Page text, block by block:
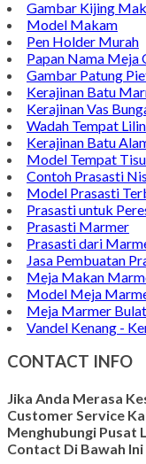
Gambar Kijing
Model Makam
Pen Holder Murah
Papan Nama Meja
Gambar Patung
Kerajinan Batu
Kerajinan Vas
Wadah Tempat Lilin
Kerajinan Batu
Model Tempat Tisu
Contoh Prasasti
Model Prasasti
Prasasti untuk
Prasasti Marmer
Prasasti dari
Jasa Pembuatan
Meja Makan
Model Meja
Meja Marmer Bulat
Vandel Kenang -
CONTACT INFO
Jika Anda Merasa
Customer Service
Menghubungi Pusat
Contact Di Bawah Ini